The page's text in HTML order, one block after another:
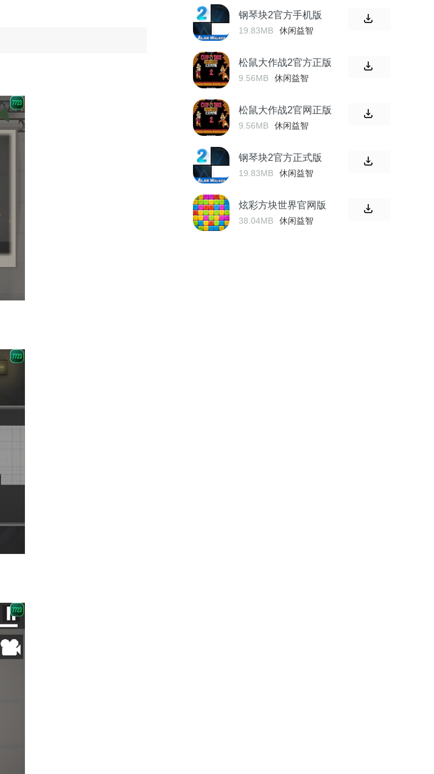
钢琴块2官方手机版
19.83MB 休闲益智
松鼠大作战2官方正版
9.56MB 休闲益智
松鼠大作战2官网正版
9.56MB 休闲益智
钢琴块2官方正式版
19.83MB 休闲益智
炫彩方块世界官网版
38.04MB 休闲益智